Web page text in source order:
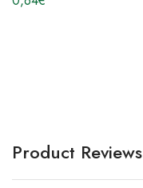
Product Reviews